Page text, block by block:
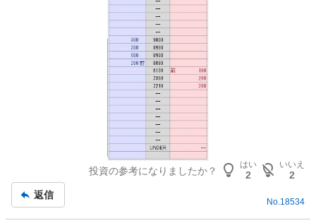
投資の参考になりましたか？
はい
2
いいえ
2
返信
No.18534